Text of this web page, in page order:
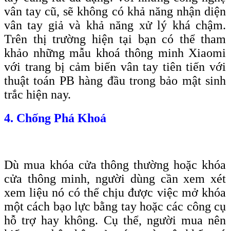
vân tay cũ, sẽ không có khả năng nhận diện
vân tay giả và khả năng xử lý khá chậm.
Trên thị trường hiện tại bạn có thể tham
khảo những mẫu khoá thông minh Xiaomi
với trang bị cảm biến vân tay tiên tiến với
thuật toán PB hàng đầu trong bảo mật sinh
trắc hiện nay.
4. Chống Phá Khoá
Dù mua khóa cửa thông thường hoặc khóa
cửa thông minh, người dùng cần xem xét
xem liệu nó có thể chịu được việc mở khóa
một cách bạo lực bằng tay hoặc các công cụ
hỗ trợ hay không. Cụ thể, người mua nên